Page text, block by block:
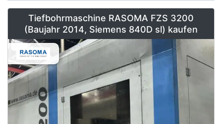
Tiefbohrmaschine RASOMA FZS 3200
(Baujahr 2014, Siemens 840D sl) kaufen